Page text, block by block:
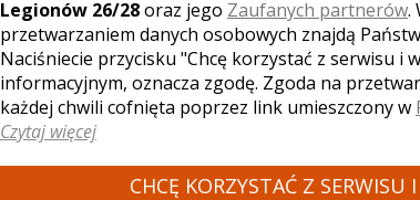
[ brak
INNE LOSOWE FILMY
Legionów 26/28oraz jego Zaufanych partnerów.
przetwarzaniem danych osobowych znajdą
Naciśniecie przycisku "Chcę korzystać z serwisu i
informacyjnym, oznacza zgodę. Zgoda na
każdej chwili cofnięta poprzez link umieszczony w
Czytaj więcej
CHCĘ KORZYSTAĆ Z SERWISU